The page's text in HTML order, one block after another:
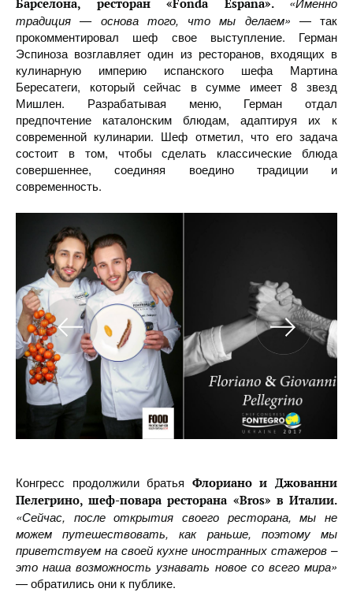
Барселона, ресторан «Fonda Espana».
традиция — основа того, что мы делаем» — так
прокомментировал шеф свое выступление. Герман
Эспиноза возглавляет один из ресторанов, входящих в
кулинарную империю испанского шефа Мартина
Бересатеги, который сейчас в сумме имеет 8 звезд
Мишлен. Разрабатывая меню, Герман отдал
предпочтение каталонским блюдам, адаптируя их к
современной кулинарии. Шеф отметил, что его задача
состоит в том, чтобы сделать классические блюда
совершеннее, соединяя воедино традиции и
современность.
Конгресс продолжили братья Флориано и Джованни
Пелегрино, шеф-повара ресторана «Bros» в Италии.
«Сейчас, после открытия своего ресторана, мы не
можем путешествовать, как раньше, поэтому мы
приветствуем на своей кухне иностранных стажеров –
это наша возможность узнавать новое со всего мира»
—обратились они к публике.